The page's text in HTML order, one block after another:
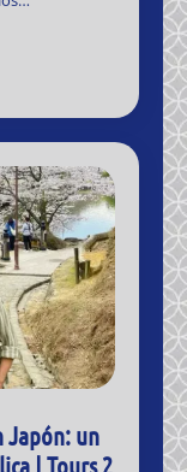
Japón: un
| Tours 2